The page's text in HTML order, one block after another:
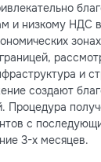
и низкому НДС
и
создают
Процедура
с
3-х месяцев.